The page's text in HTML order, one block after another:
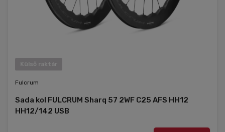
Külső raktár
Fulcrum
Sada kol FULCRUM Sharq 57 2WF C25 AFS HH12
HH12/142 USB